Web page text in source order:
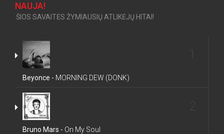
NAUJA!
ŠIOS SAVAITĖS ŽYMIAUSIŲ ATLIKĖJŲ HITAI!
Beyonce - MORNING DEW (DONK)
Bruno Mars - On My Soul